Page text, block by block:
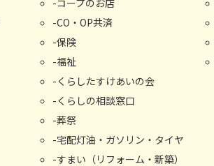
CO・OP共済
保険
福祉
くらしたすけあいの会
くらしの相談窓⼝
葬祭
宅配灯油・ガソリン・タイヤ
すまい（リフォーム・新築）